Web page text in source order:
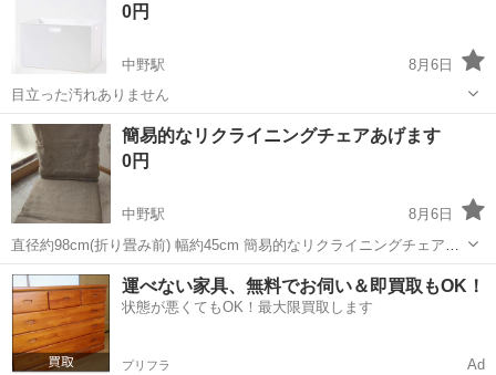
ています。 20代～40代の...
0円
中野駅
8月6日
目立った汚れありません
東京 中野区 中野駅 収納家具
簡易的なリクライニングチェアあげます
0円
中野駅
8月6日
直径約98cm(折り畳み前) 幅約45cm 簡易的なリクライニングチェアで
す。 わりかし綺麗な状態です。
東京 中野区 中野駅 椅子
運べない家具、無料でお伺い＆即買取もOK！
状態が悪くてもOK！最大限買取します
プリフラ Ad